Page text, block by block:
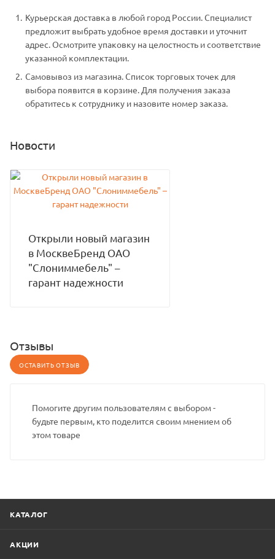
Курьерская доставка в любой город России. Специалист
предложит выбрать удобное время доставки и уточнит
адрес. Осмотрите упаковку на целостность и соответствие
указанной комплектации.
Самовывоз из магазина. Список торговых точек для
выбора появится в корзине. Для получения заказа
обратитесь к сотруднику и назовите номер заказа.
Новости
Открыли новый магазин
в МосквеБренд ОАО
"Слониммебель" –
гарант надежности
Отзывы
ОСТАВИТЬ ОТЗЫВ
Помогите другим пользователям с выбором -
будьте первым, кто поделится своим мнением об
этом товаре
КАТАЛОГ
АКЦИИ